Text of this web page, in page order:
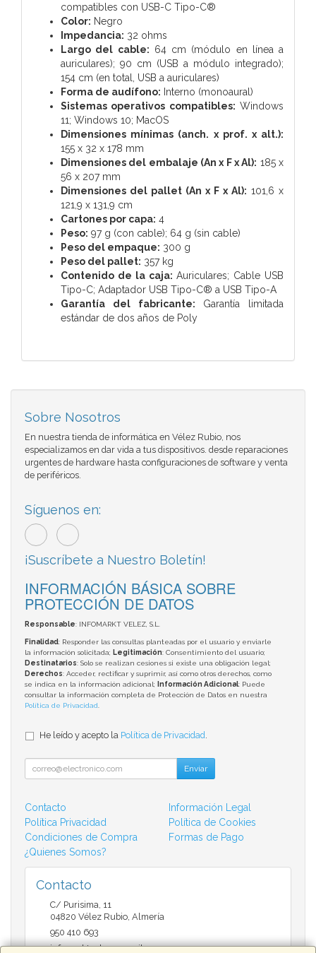
compatibles con USB-C Tipo-C®
Color: Negro
Impedancia: 32 ohms
Largo del cable: 64 cm (módulo en línea a
auriculares); 90 cm (USB a módulo integrado);
154 cm (en total, USB a auriculares)
Forma de audífono: Interno (monoaural)
Sistemas operativos compatibles: Windows
11; Windows 10; MacOS
Dimensiones mínimas (anch. x prof. x alt.):
155 x 32 x 178 mm
Dimensiones del embalaje (An x F x Al): 185 x
56 x 207 mm
Dimensiones del pallet (An x F x Al): 101,6 x
121,9 x 131,9 cm
Cartones por capa: 4
Peso: 97 g (con cable); 64 g (sin cable)
Peso del empaque: 300 g
Peso del pallet: 357 kg
Contenido de la caja: Auriculares; Cable USB
Tipo-C; Adaptador USB Tipo-C® a USB Tipo-A
Garantía del fabricante: Garantía limitada
estándar de dos años de Poly
Sobre Nosotros
En nuestra tienda de informática en Vélez Rubio, nos
especializamos en dar vida a tus dispositivos. desde reparaciones
urgentes de hardware hasta configuraciones de software y venta
de periféricos.
Síguenos en:
¡Suscríbete a Nuestro Boletín!
INFORMACIÓN BÁSICA SOBRE
PROTECCIÓN DE DATOS
Responsable: INFOMARKT VELEZ, S.L.
Finalidad: Responder las consultas planteadas por el usuario y enviarle
la información solicitada; Legitimación: Consentimiento del usuario;
Destinatarios: Solo se realizan cesiones si existe una obligación legal;
Derechos: Acceder, rectificar y suprimir, así como otros derechos, como
se indica en la información adicional;
Información Adicional: Puede
consultar la información completa de Protección de Datos en nuestra
Política de Privacidad
He leído y acepto la Política de Privacidad
Enviar
Contacto
Información Legal
Política Privacidad
Política de Cookies
Condiciones de Compra
Formas de Pago
¿Quienes Somos?
Contacto
C/ Purisima, 11
04820 Vélez Rubio Almería
950 410 693
infomarktvelez@gmail.com